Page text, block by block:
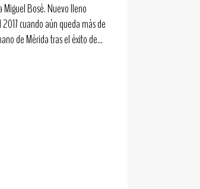
Bosé. Nuevo lleno
cuando aún queda más de
de Mérida tras el éxito de...